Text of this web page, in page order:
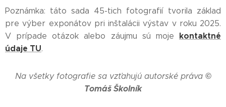
Poznámka: táto sada 45-tich fotografií tvorila základ
pre výber exponátov pri inštalácii výstav v roku 2025.
V prípade otázok alebo záujmu sú moje kontaktné
údaje TU.
Na všetky fotografie sa vzťahujú autorské práva ©
Tomáš Školník